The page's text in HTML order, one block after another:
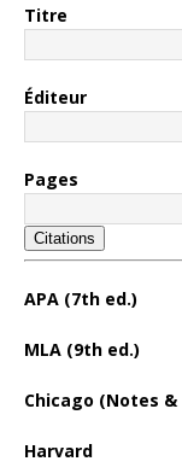
Titre
Éditeur
Pages
Citations
APA (7th ed.)
MLA (9th ed.)
Chicago (Notes
Harvard